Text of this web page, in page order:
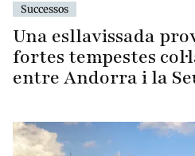
Successos
Una esllavissada
fortes tempestes
entre Andorra i la